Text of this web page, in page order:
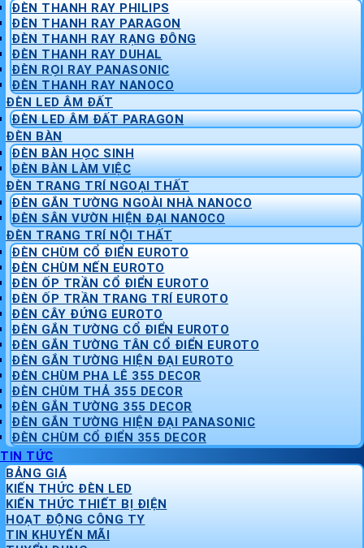
ĐÈN THANH RAY PHILIPS
ĐÈN THANH RAY PARAGON
ĐÈN THANH RAY RẠNG ĐÔNG
ĐÈN THANH RAY DUHAL
ĐÈN RỌI RAY PANASONIC
ĐÈN THANH RAY NANOCO
ĐÈN LED ÂM ĐẤT
ĐÈN LED ÂM ĐẤT PARAGON
ĐÈN BÀN
ĐÈN BÀN HỌC SINH
ĐÈN BÀN LÀM VIỆC
ĐÈN TRANG TRÍ NGOẠI THẤT
ĐÈN GẮN TƯỜNG NGOÀI NHÀ NANOCO
ĐÈN SÂN VƯỜN HIỆN ĐẠI NANOCO
ĐÈN TRANG TRÍ NỘI THẤT
ĐÈN CHÙM CỔ ĐIỂN EUROTO
ĐÈN CHÙM NẾN EUROTO
ĐÈN ỐP TRẦN CỔ ĐIỂN EUROTO
ĐÈN ỐP TRẦN TRANG TRÍ EUROTO
ĐÈN CÂY ĐỨNG EUROTO
ĐÈN GẮN TƯỜNG CỔ ĐIỂN EUROTO
ĐÈN GẮN TƯỜNG TÂN CỔ ĐIỂN EUROTO
ĐÈN GẮN TƯỜNG HIỆN ĐẠI EUROTO
ĐÈN CHÙM PHA LÊ 355 DECOR
ĐÈN CHÙM THẢ 355 DECOR
ĐÈN GẮN TƯỜNG 355 DECOR
ĐÈN GẮN TƯỜNG HIỆN ĐẠI PANASONIC
ĐÈN CHÙM CỔ ĐIỂN 355 DECOR
TIN TỨC
BẢNG GIÁ
KIẾN THỨC ĐÈN LED
KIẾN THỨC THIẾT BỊ ĐIỆN
HOẠT ĐỘNG CÔNG TY
TIN KHUYẾN MÃI